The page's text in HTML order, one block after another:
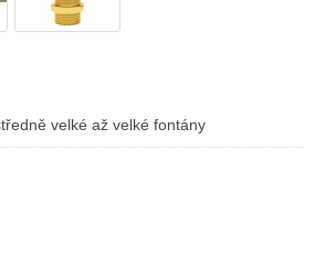
velké až velké fontány